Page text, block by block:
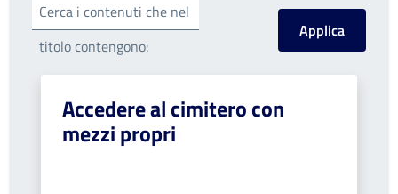
Cerca i contenuti che nel
titolo contengono:
Accedere al cimitero con
mezzi propri